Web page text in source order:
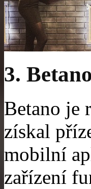
3.
Betano je
získal
mobilní
zařízení